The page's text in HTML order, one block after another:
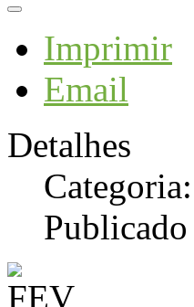
Imprimir
Email
Detalhes
Categoria: